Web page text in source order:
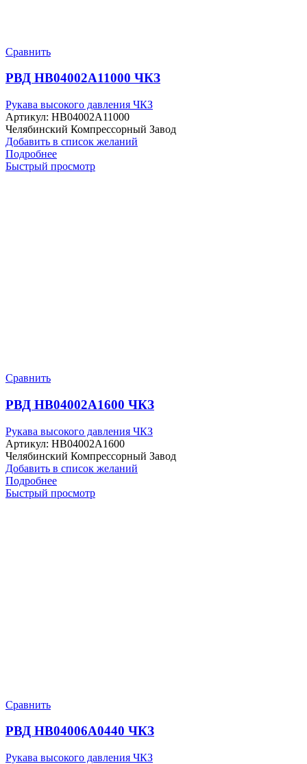
Сравнить
РВД HB04002A11000 ЧКЗ
Рукава высокого давления ЧКЗ
Артикул: HB04002A11000
Челябинский Компрессорный Завод
Добавить в список желаний
Подробнее
Быстрый просмотр
Сравнить
РВД HB04002A1600 ЧКЗ
Рукава высокого давления ЧКЗ
Артикул: HB04002A1600
Челябинский Компрессорный Завод
Добавить в список желаний
Подробнее
Быстрый просмотр
Сравнить
РВД HB04006A0440 ЧКЗ
Рукава высокого давления ЧКЗ